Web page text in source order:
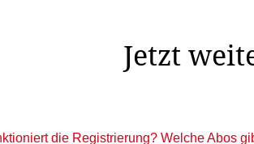
Jetzt
die Registrierung? Welche Abos